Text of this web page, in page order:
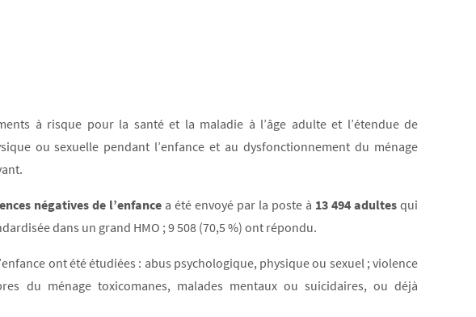
à risque pour la santé et la maladie à l’âge adulte et l’étendue de
ou sexuelle pendant l’enfance et au dysfonctionnement du ménage
négatives de l’enfance a été envoyé par la poste à 13 494 adultes qui
dans un grand HMO ; 9 508 (70,5 %) ont répondu.
ont été étudiées : abus psychologique, physique ou sexuel ; violence
du ménage toxicomanes, malades mentaux ou suicidaires, ou déjà